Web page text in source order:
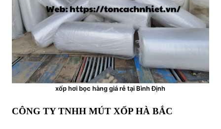
xốp hơi bọc hàng giá rẻ tại Bình Định
CÔNG TY TNHH MÚT XỐP HÀ BẮC